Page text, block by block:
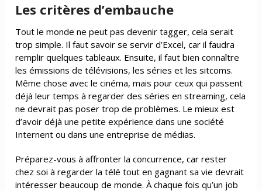
Les critères d’embauche
Tout le monde ne peut pas devenir tagger, cela serait
trop simple. Il faut savoir se servir d’Excel, car il faudra
remplir quelques tableaux. Ensuite, il faut bien connaître
les émissions de télévisions, les séries et les sitcoms.
Même chose avec le cinéma, mais pour ceux qui passent
déjà leur temps à regarder des séries en streaming, cela
ne devrait pas poser trop de problèmes. Le mieux est
d’avoir déjà une petite expérience dans une société
Internent ou dans une entreprise de médias.
Préparez-vous à affronter la concurrence, car rester
chez soi à regarder la télé tout en gagnant sa vie devrait
intéresser beaucoup de monde. À chaque fois qu’un job